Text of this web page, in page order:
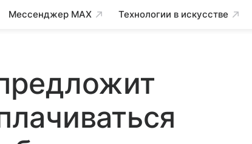
Мессенджер MAX Технологии в искусстве